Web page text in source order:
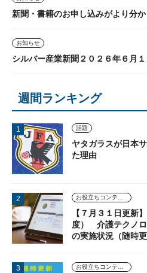
新聞・書籍のお申し込みがより分か
お知らせ
シルバー産業新聞２０２６年６月１
週間ランキング
話題
ヤタガラスが日本
た理由
【７月３１日更新
度） 介護テクノ
の実施状況（随時更